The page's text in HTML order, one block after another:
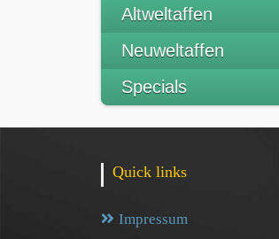
Altweltaffen
Neuweltaffen
Specials
Quick links
Impressum